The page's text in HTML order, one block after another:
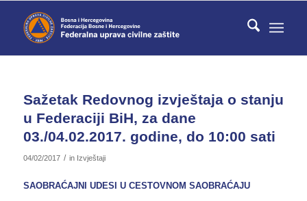
Sažetak Redovnog izvještaja o stanju
u Federaciji BiH, za dane
03./04.02.2017. godine, do 10:00 sati
04/02/2017 / in Izvještaji
SAOBRAĆAJNI UDESI U CESTOVNOM SAOBRAĆAJU